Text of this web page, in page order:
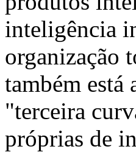
inteligência
organização
também está
"terceira
próprias de